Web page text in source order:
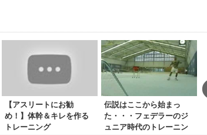
【アスリートにお勧
め！】体幹＆キレを作る
トレーニング
伝説はここから始まっ
た・・・フェデラーのジ
ュニア時代のトレーニン